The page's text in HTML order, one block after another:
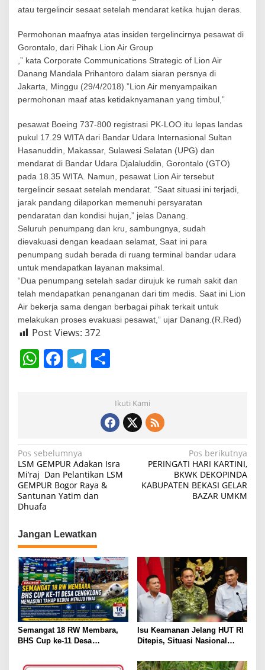
atau tergelincir sesaat setelah mendarat ketika hujan deras.
Permohonan maafnya atas insiden tergelincirnya pesawat di
Gorontalo, dari Pihak Lion Air Group
,” kata Corporate Communications Strategic of Lion Air
Danang Mandala Prihantoro dalam siaran persnya di
Jakarta, Minggu (29/4/2018).”Lion Air menyampaikan
permohonan maaf atas ketidaknyamanan yang timbul,”
pesawat Boeing 737-800 registrasi PK-LOO itu lepas landas
pukul 17.29 WITA dari Bandar Udara Internasional Sultan
Hasanuddin, Makassar, Sulawesi Selatan (UPG) dan
mendarat di Bandar Udara Djalaluddin, Gorontalo (GTO)
pada 18.35 WITA. Namun, pesawat Lion Air tersebut
tergelincir sesaat setelah mendarat. “Saat situasi ini terjadi,
jarak pandang dilaporkan memenuhi persyaratan
pendaratan dan kondisi hujan,” jelas Danang.
Seluruh penumpang dan kru, sambungnya, sudah
dievakuasi dengan keadaan selamat, Saat ini para
penumpang sudah berada di ruang terminal bandar udara
untuk mendapatkan layanan maksimal.
“Dua penumpang setelah sadar dirujuk ke rumah sakit dan
telah mendapatkan penanganan dari tim medis. Saat ini Lion
Air bekerja sama dengan berbagai pihak terkait untuk
melakukan proses evakuasi pesawat,” ujar Danang.(R.Red)
Post Views: 372
W
p
p
F
o
o
k
T
gr
m
ar
eIkuti Kami
N
a
v
i
a
s
i
p
o
s
Pos sebelumnya
LSM GEMPUR Adakan Isra
Mi’raj Dan Pelantikan LSM
GEMPUR Bogor Raya &
Santunan Yatim dan
Dhuafa
Pos berikutnya
PERINGATI HARI KARTINI,
BKWK DEKOPINDA
KABUPATEN BEKASI GELAR
BAZAR UMKM
Jangan Lewatkan
Semangat 18 RW Membara,
BHS Cup ke-11 Desa
Kedua Menuju Final
Isu Keamanan Jelang HUT RI
Ditepis, Situasi Nasional